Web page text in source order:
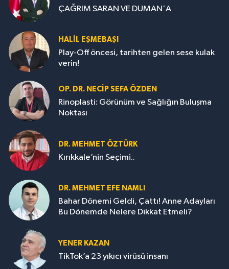
ÇAĞRIM SARAN VE DUMAN'A
HALIL EŞMEBAŞI
Play-Off öncesi, tarihten gelen sese kulak
verin!
OP. DR. NECIP SEFA ÖZDEN
Rinoplasti: Görünüm ve Sağlığın Buluşma
Noktası
DR. MEHMET ÖZTÜRK
Kırıkkale’nin Seçimi..
DR. MEHMET EFE NAMLI
Bahar Dönemi Geldi, Çattı! Anne Adayları
Bu Dönemde Nelere Dikkat Etmeli?
YENER KAZAN
TikTok’a 23 yıkıcı virüsü insanı